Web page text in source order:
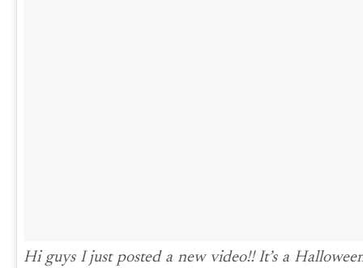
Hi guys I just posted a new video!! It’s a